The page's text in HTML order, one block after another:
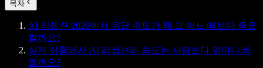
목차
AI 리셉션 2026에서 응답 속도가 왜 그 어느 때보다 중요
할까요?
실제 상황에서 AI 리셉션의 속도는 사람보다 얼마나 빠
를까요?